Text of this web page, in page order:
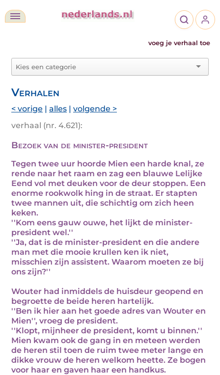
voeg je verhaal toe
Verhalen
< vorige | alles | volgende >
verhaal (nr. 4.621):
Bezoek van de minister-president
Tegen twee uur hoorde Mien een harde knal, ze
rende naar het raam en zag een blauwe Lelijke
Eend vol met deuken voor de deur stoppen. Een
enorme rookwolk hing in de straat. Er stapten
twee mannen uit, die schichtig om zich heen
keken.
''Kom eens gauw ouwe, het lijkt de minister-
president wel.''
''Ja, dat is de minister-president en die andere
man met die mooie krullen ken ik niet,
misschien zijn assistent. Waarom moeten ze bij
ons zijn?''
Wouter had inmiddels de huisdeur geopend en
begroette de beide heren hartelijk.
''Ben ik hier aan het goede adres van Wouter en
Mien'', vroeg de president.
''Klopt, mijnheer de president, komt u binnen.''
Mien kwam ook de gang in en meteen werden
de heren stil toen de ruim twee meter lange en
dikke vrouw de heren welkom heette. Ze bogen
voor haar en gaven haar een handkus.